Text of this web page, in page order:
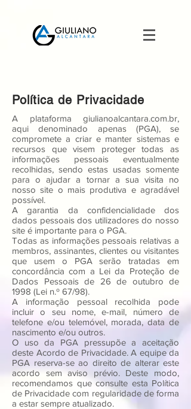
Política de Privacidade
A plataforma giulianoalcantara.com.br,
aqui denominado apenas (PGA), se
compromete a criar e manter sistemas e
recursos que visem proteger todas as
informações pessoais eventualmente
recolhidas, sendo estas usadas somente
para o ajudar a tornar a sua visita no
nosso site o mais produtiva e agradável
possível.
A garantia da confidencialidade dos
dados pessoais dos utilizadores do nosso
site é importante para o PGA.
Todas as informações pessoais relativas a
membros, assinantes, clientes ou visitantes
que usem o PGA serão tratadas em
concordância com a Lei da Proteção de
Dados Pessoais de 26 de outubro de
1998 (Lei n.º 67/98).
A informação pessoal recolhida pode
incluir o seu nome, e-mail, número de
telefone e/ou telemóvel, morada, data de
nascimento e/ou outros.
O uso da PGA pressupõe a aceitação
deste Acordo de Privacidade. A equipe da
PGA reserva-se ao direito de alterar este
acordo sem aviso prévio. Deste modo,
recomendamos que consulte esta Política
de Privacidade com regularidade de forma
a estar sempre atualizado.